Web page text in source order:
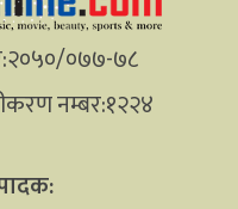
०७७-७८
नम्बर:१२२४